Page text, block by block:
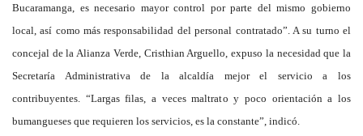
Bucaramanga, es necesario mayor control por parte del mismo gobierno
local, así como más responsabilidad del personal contratado”. A su turno el
concejal de la Alianza Verde, Cristhian Arguello, expuso la necesidad que la
Secretaría Administrativa de la alcaldía mejor el servicio a los
contribuyentes. “Largas filas, a veces maltrato y poco orientación a los
bumangueses que requieren los servicios, es la constante”, indicó.